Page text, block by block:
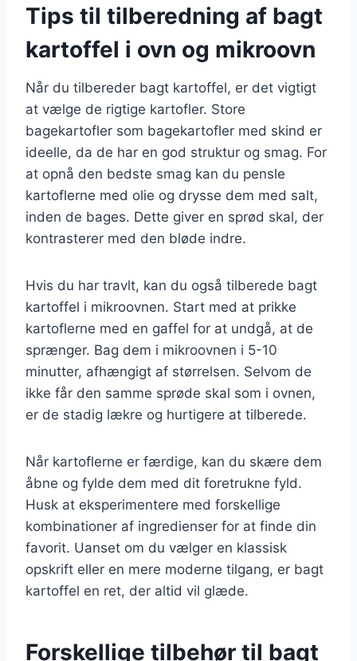
Tips til tilberedning af bagt
kartoffel i ovn og mikroovn
Når du tilbereder bagt kartoffel, er det vigtigt
at vælge de rigtige kartofler. Store
bagekartofler som bagekartofler med skind er
ideelle, da de har en god struktur og smag. For
at opnå den bedste smag kan du pensle
kartoflerne med olie og drysse dem med salt,
inden de bages. Dette giver en sprød skal, der
kontrasterer med den bløde indre.
Hvis du har travlt, kan du også tilberede bagt
kartoffel i mikroovnen. Start med at prikke
kartoflerne med en gaffel for at undgå, at de
sprænger. Bag dem i mikroovnen i 5-10
minutter, afhængigt af størrelsen. Selvom de
ikke får den samme sprøde skal som i ovnen,
er de stadig lækre og hurtigere at tilberede.
Når kartoflerne er færdige, kan du skære dem
åbne og fylde dem med dit foretrukne fyld.
Husk at eksperimentere med forskellige
kombinationer af ingredienser for at finde din
favorit. Uanset om du vælger en klassisk
opskrift eller en mere moderne tilgang, er bagt
kartoffel en ret, der altid vil glæde.
Forskellige tilbehør til bagt